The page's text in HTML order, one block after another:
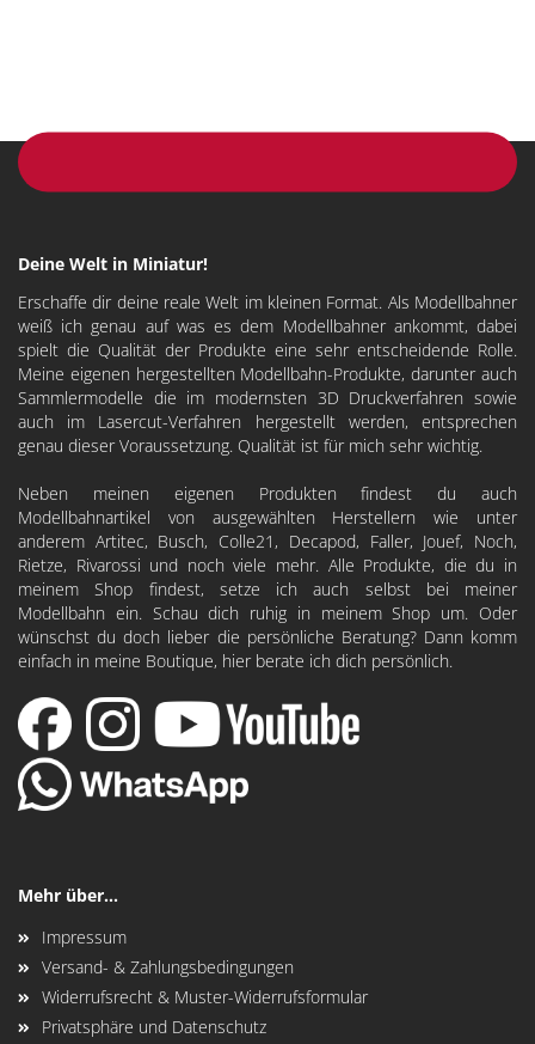
Deine Welt in Miniatur!
Erschaffe dir deine reale Welt im kleinen Format. Als Modellbahner
weiß ich genau auf was es dem Modellbahner ankommt, dabei
spielt die Qualität der Produkte eine sehr entscheidende Rolle.
Meine eigenen hergestellten Modellbahn-Produkte, darunter auch
Sammlermodelle die im modernsten 3D Druckverfahren sowie
auch im Lasercut-Verfahren hergestellt werden, entsprechen
genau dieser Voraussetzung. Qualität ist für mich sehr wichtig.
Neben meinen eigenen Produkten findest du auch
Modellbahnartikel von ausgewählten Herstellern wie unter
anderem Artitec, Busch, Colle21 , Decapod, Faller, Jouef, Noch,
Rietze, Rivarossi und noch viele mehr. Alle Produkte, die du in
meinem Shop findest, setze ich auch selbst bei meiner
Modellbahn ein. Schau dich ruhig in meinem Shop um. Oder
wünschst du doch lieber die persönliche Beratung? Dann komm
einfach in meine Boutique, hier berate ich dich persönlich.
Mehr über...
Impressum
Versand- & Zahlungsbedingungen
Widerrufsrecht & Muster-Widerrufsformular
Privatsphäre und Datenschutz